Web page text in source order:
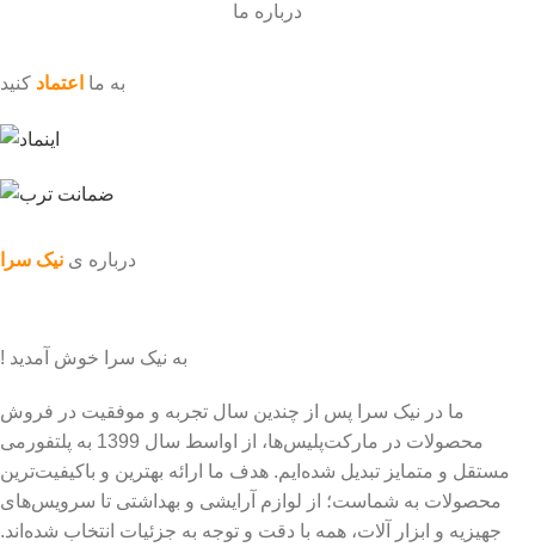
درباره ما
درباره ی نیک سرا
به نیک سرا خوش آمدید !
ما در نیک سرا پس از چندین سال تجربه و موفقیت در فروش
محصولات در مارکت‌پلیس‌ها، از اواسط سال 1399 به پلتفورمی
مستقل و متمایز تبدیل شده‌ایم. هدف ما ارائه بهترین و باکیفیت‌ترین
محصولات به شماست؛ از لوازم آرایشی و بهداشتی تا سرویس‌های
جهیزیه و ابزار آلات، همه با دقت و توجه به جزئیات انتخاب شده‌اند.
به ما اعتماد کنید